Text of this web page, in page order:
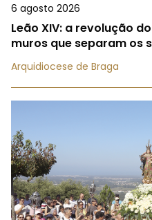
6 agosto 2026
Leão XIV: a revolução
muros que separam os
Arquidiocese de Braga